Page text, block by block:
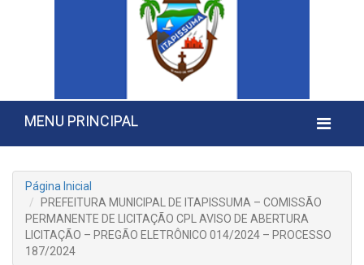
MENU PRINCIPAL
Página Inicial
PREFEITURA MUNICIPAL DE ITAPISSUMA – COMISSÃO
PERMANENTE DE LICITAÇÃO CPL AVISO DE ABERTURA
LICITAÇÃO – PREGÃO ELETRÔNICO 014/2024 – PROCESSO
187/2024